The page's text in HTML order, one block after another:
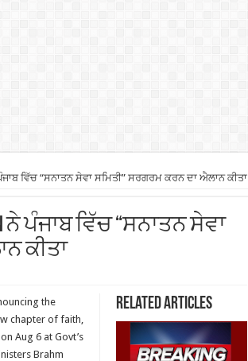
ਵਿੱਚ “ਸਨਾਤਨ ਸੇਵਾ ਸਮਿਤੀ” ਸਰਗਰਮ ਕਰਨ ਦਾ ਐਲਾਨ ਕੀਤਾ
ਨੇ ਪੰਜਾਬ ਵਿੱਚ “ਸਨਾਤਨ ਸੇਵਾ
ਕੀਤਾ
Related Articles
the
chapter of faith,
Aug 6 at Govt’s
Brahm